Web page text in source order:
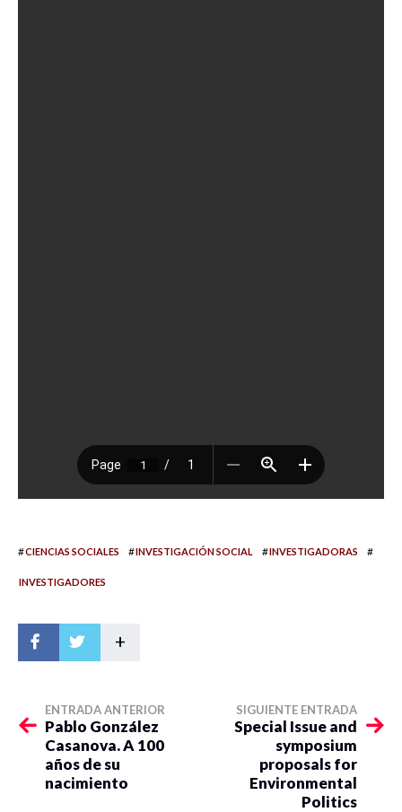
#CIENCIAS SOCIALES #INVESTIGACIÓN SOCIAL #INVESTIGADORAS #
INVESTIGADORES
+
ENTRADA ANTERIOR
Pablo González
Casanova. A 100
años de su
nacimiento
SIGUIENTE ENTRADA
Special Issue and
symposium
proposals for
Environmental
Politics